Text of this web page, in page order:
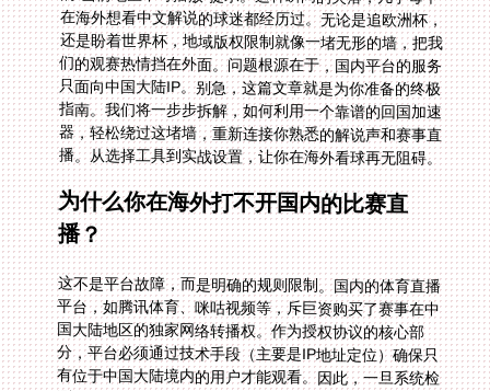
播。从选择工具到实战设置，让你在海外看球再无阻碍。
为什么你在海外打不开国内的比赛直
播？
这不是平台故障，而是明确的规则限制。国内的体育直播
平台，如腾讯体育、咪咕视频等，斥巨资购买了赛事在中
国大陆地区的独家网络转播权。作为授权协议的核心部
分，平台必须通过技术手段（主要是IP地址定位）确保只
有位于中国大陆境内的用户才能观看。因此，一旦系统检
测到你的网络连接来自海外，就会立即阻断信号。这与你
是否是平台会员、是否付费无关，纯粹是地理位置决定
的。理解这一点，你就明白了解决方案的核心：让自己在